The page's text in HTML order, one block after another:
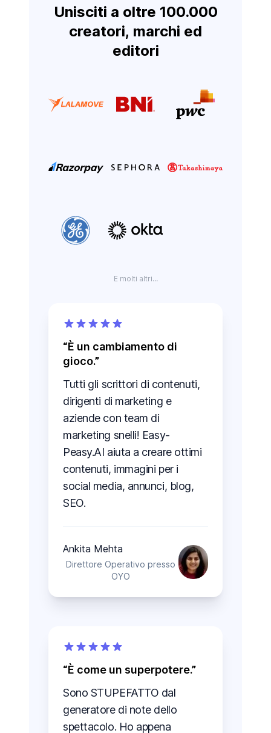
Unisciti a oltre 100.000
creatori, marchi ed
editori
E molti altri...
È un cambiamento di
gioco.
Tutti gli scrittori di contenuti,
dirigenti di marketing e
aziende con team di
marketing snelli! Easy-
Peasy.AI aiuta a creare ottimi
contenuti, immagini per i
social media, annunci, blog,
SEO.
Ankita Mehta
Direttore Operativo presso
OYO
È come un superpotere.
Sono STUPEFATTO dal
generatore di note dello
spettacolo. Ho appena